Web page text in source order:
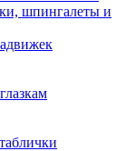
шпингалеты и